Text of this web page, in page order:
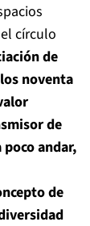
círculo
de
noventa
de
andar,
de